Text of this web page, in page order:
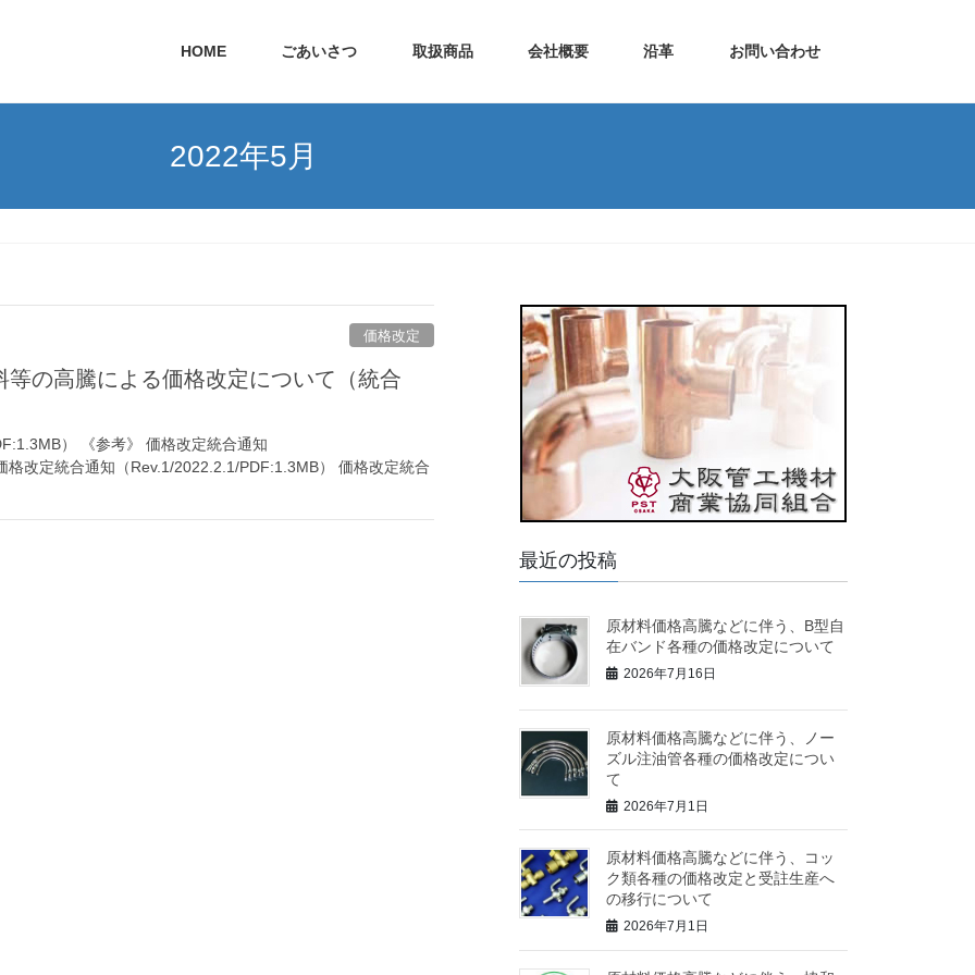
HOME ごあいさつ 取扱商品 会社概要 沿革 お問い合わせ
2022年5月
価格改定
等の高騰による価格改定について（統合
） 《参考》 価格改定統合通知
格改定統合通知（Rev.1/2022.2.1/PDF:1.3MB） 価格改定統合
最近の投稿
原材料価格高騰などに伴う、B型自
在バンド各種の価格改定について
2026年7月16日
原材料価格高騰などに伴う、ノー
ズル注油管各種の価格改定につい
て
2026年7月1日
原材料価格高騰などに伴う、コッ
ク類各種の価格改定と受註生産へ
の移行について
2026年7月1日